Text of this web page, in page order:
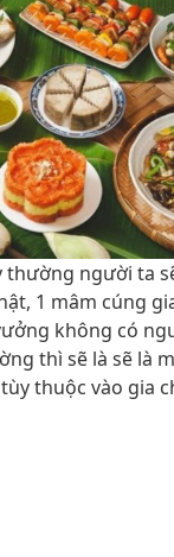
thường người ta
1 mâm cúng
không có
thì sẽ là sẽ là
thuộc vào gia